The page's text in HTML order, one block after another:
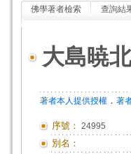
佛學著者檢索 查詢結
大島暁北
著者本人提供授權． 著
序號： 24995
別名：